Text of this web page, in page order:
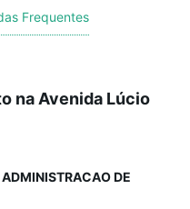
Frequentes
na Avenida Lúcio
DE